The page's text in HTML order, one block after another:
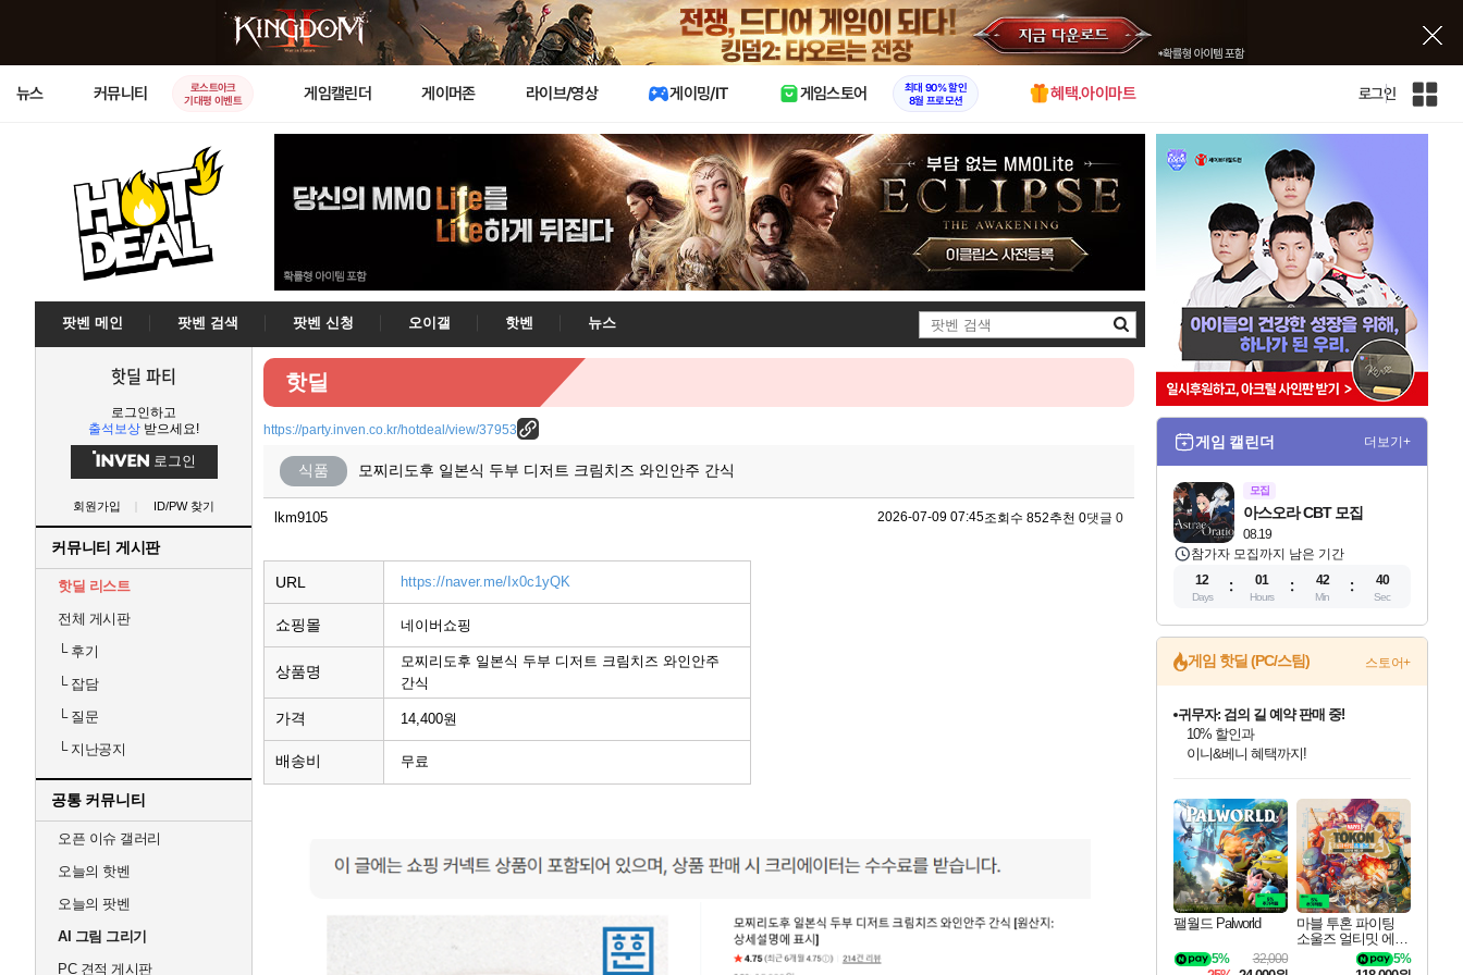
X
뉴스 커뮤니티
로스트아크
기대평 이벤트
게임캘린더 게이머존 라이브/영상 게이밍/IT 게임스토어
최대 90% 할인
8월 프로모션
혜택.아이마트 로그인
인
팟벤 메인 팟벤 검색 팟벤 신청 오이갤 핫벤
뉴스
검
색
핫딜 파티
로그인하고
출석보상 받으세요!
로그인
회원가입 ID/PW 찾기
커뮤니티 게시판
핫딜 리스트
전체 게시판
└후기
└잡담
└질문
└지난공지
공통 커뮤니티
오픈 이슈 갤러리
오늘의 핫벤
오늘의 팟벤
AI 그림 그리기
PC 견적 게시판
핫딜
https://party.inven.co.kr/hotdeal/view/37953
식품 모찌리도후 일본식 두부 디저트 크림치즈 와인안주 간식
lkm9105 2026-07-09 07:45조회수 852추천 0댓글 0
URL https://naver.me/Ix0c1yQK
쇼핑몰 네이버쇼핑
상품명
모찌리도후 일본식 두부 디저트 크림치즈 와인안주
간식
가격 14,400원
배송비 무료
게임 캘린더 더보기+
모집
08.19
아스오라 CBT 모집
참가자 모집까지 남은 기간
12
Days
01
Hours
42
Min
39
Sec
게임 핫딜 (PC/스팀) 스토어+
최대 90% 할인가를 만나보세요!
네이버혜택과 함께 만나보세요!
50%할인&추가 적립까지!
귀무자: 검의 길 예약 판매 중!
10% 할인과
이니&베니 혜택까지!
네이버 혜택가와 함께 예약하세요!
할인&네이버혜택으로 만나보세요!
네이버페이 혜택과 만나보세요!
40주년 프로모션으로 만나보세요!
네이버 포인트 혜택까지!
할인가에 만나보세요!
일부 에디션 상시 할인!
혜택으로 예약 판매 중
편안하게 충전하세요
팰월드 Palworld
32,000
5%
마블 투혼 파이팅
소울즈 얼티밋 에디
션 예약구매 MARV
EL Tokon Fighting S
5%